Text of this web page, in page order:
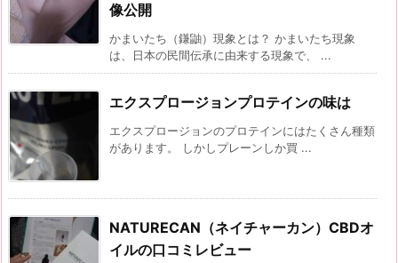
像公開
かまいたち（鎌鼬）現象とは？ かまいたち現象
は、日本の民間伝承に由来する現象で、 ...
エクスプロージョンプロテインの味は
エクスプロージョンのプロテインにはたくさん種類
があります。 しかしプレーンしか買 ...
NATURECAN（ネイチャーカン）CBDオ
イルの口コミレビュー